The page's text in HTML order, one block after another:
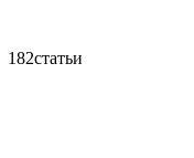
182статьи